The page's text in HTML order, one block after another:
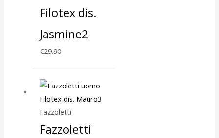
Filotex dis.
Jasmine2
€29.90
Fazzoletti
Fazzoletti